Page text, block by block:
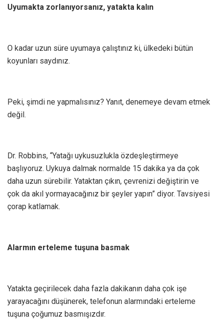
Uyumakta zorlanıyorsanız, yatakta kalın
O kadar uzun süre uyumaya çalıştınız ki, ülkedeki bütün
koyunları saydınız.
Peki, şimdi ne yapmalısınız? Yanıt, denemeye devam etmek
değil.
Dr. Robbins, “Yatağı uykusuzlukla özdeşleştirmeye
başlıyoruz. Uykuya dalmak normalde 15 dakika ya da çok
daha uzun sürebilir. Yataktan çıkın, çevrenizi değiştirin ve
çok da akıl yormayacağınız bir şeyler yapın” diyor. Tavsiyesi
çorap katlamak.
Alarmın erteleme tuşuna basmak
Yatakta geçirilecek daha fazla dakikanın daha çok işe
yarayacağını düşünerek, telefonun alarmındaki erteleme
tuşuna çoğumuz basmışızdır.